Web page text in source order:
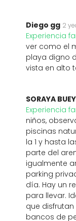
Diego gg 2
Experiencia
ver como el
playa digno
vista en alto
SORAYA BUEY
Experiencia
niños,
piscinas
la 1 y hasta
parte del
igualmente
parking
día. Hay un
para llevar.
que
bancos de